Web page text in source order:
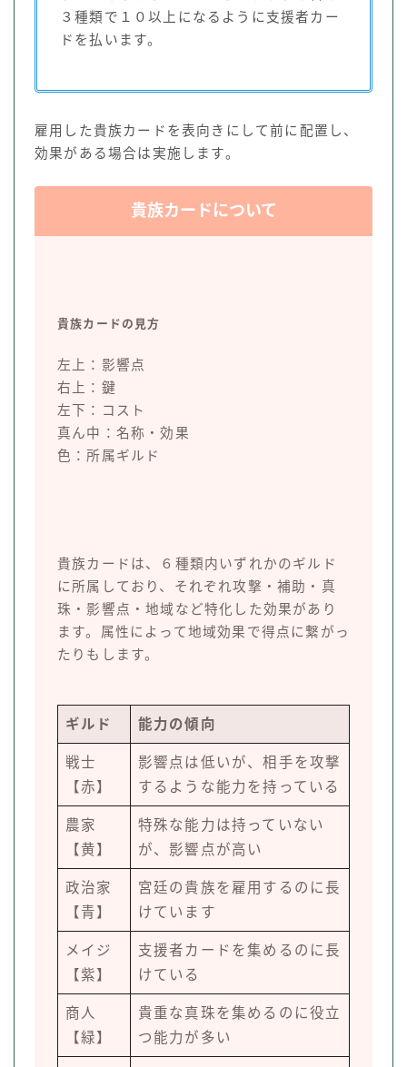
３種類で１０以上になるように支援者カー
ドを払います。
雇用した貴族カードを表向きにして前に配置し、
効果がある場合は実施します。
貴族カードについて
貴族カードの見方
左上：影響点
右上：鍵
左下：コスト
真ん中：名称・効果
色：所属ギルド
貴族カードは、６種類内いずれかのギルド
に所属しており、それぞれ攻撃・補助・真
珠・影響点・地域など特化した効果があり
ます。属性によって地域効果で得点に繋がっ
たりもします。
ギルド 能力の傾向
戦士
【赤】
影響点は低いが、相手を攻撃
するような能力を持っている
農家
【黄】
特殊な能力は持っていない
が、影響点が高い
政治家
【青】
宮廷の貴族を雇用するのに長
けています
メイジ
【紫】
支援者カードを集めるのに長
けている
商人
【緑】
貴重な真珠を集めるのに役立
つ能力が多い